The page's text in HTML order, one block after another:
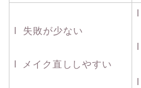
l 失敗が少ない
l メイク直ししやすい